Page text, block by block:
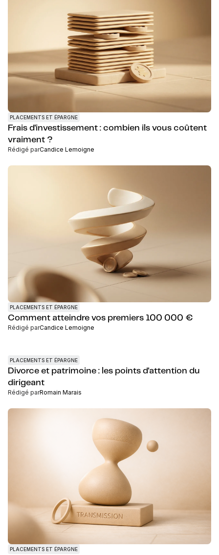
PLACEMENTS ET ÉPARGNE
Frais d'investissement : combien ils vous coûtent
vraiment ?
Rédigé parCandice Lemoigne
PLACEMENTS ET ÉPARGNE
Comment atteindre vos premiers 100 000 €
Rédigé parCandice Lemoigne
PLACEMENTS ET ÉPARGNE
Divorce et patrimoine : les points d'attention du
dirigeant
Rédigé parRomain Marais
PLACEMENTS ET ÉPARGNE